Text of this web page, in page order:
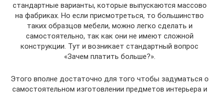
стандартные варианты, которые выпускаются массово
на фабриках. Но если присмотреться, то большинство
таких образцов мебели, можно легко сделать и
самостоятельно, так как они не имеют сложной
конструкции. Тут и возникает стандартный вопрос
«Зачем платить больше?».
Этого вполне достаточно для того чтобы задуматься о
самостоятельном изготовлении предметов интерьера и